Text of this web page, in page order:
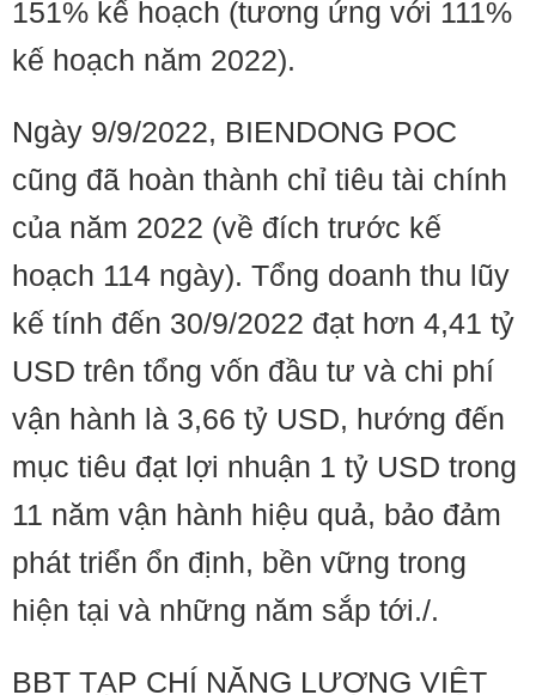
151% kế hoạch (tương ứng với 111%
kế hoạch năm 2022).
Ngày 9/9/2022, BIENDONG POC
cũng đã hoàn thành chỉ tiêu tài chính
của năm 2022 (về đích trước kế
hoạch 114 ngày). Tổng doanh thu lũy
kế tính đến 30/9/2022 đạt hơn 4,41 tỷ
USD trên tổng vốn đầu tư và chi phí
vận hành là 3,66 tỷ USD, hướng đến
mục tiêu đạt lợi nhuận 1 tỷ USD trong
11 năm vận hành hiệu quả, bảo đảm
phát triển ổn định, bền vững trong
hiện tại và những năm sắp tới./.
BBT TẠP CHÍ NĂNG LƯỢNG VIỆT